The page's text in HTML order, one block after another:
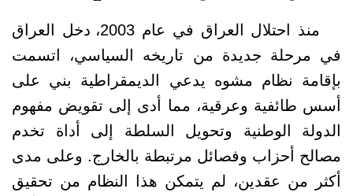
منذ احتلال العراق في عام 2003، دخل العراق
في مرحلة جديدة من تاريخه السياسي، اتسمت
بإقامة نظام مشوه يدعي الديمقراطية بني على
أسس طائفية وعرقية، مما أدى إلى تقويض مفهوم
الدولة الوطنية وتحويل السلطة إلى أداة تخدم
مصالح أحزاب وفصائل مرتبطة بالخارج. وعلى مدى
أكثر من عقدين، لم يتمكن هذا النظام من تحقيق